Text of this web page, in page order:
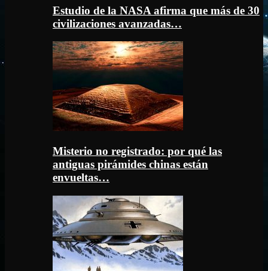
Estudio de la NASA afirma que más de 30
civilizaciones avanzadas…
Misterio no registrado: por qué las
antiguas pirámides chinas están
envueltas…